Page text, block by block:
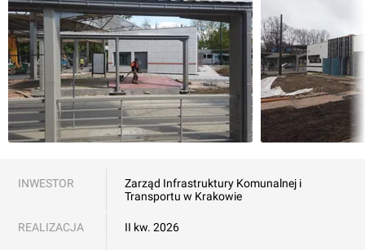
INWESTOR
Zarząd Infrastruktury Komunalnej i
Transportu w Krakowie
REALIZACJA II kw. 2026